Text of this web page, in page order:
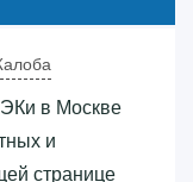
в Москве
и
странице